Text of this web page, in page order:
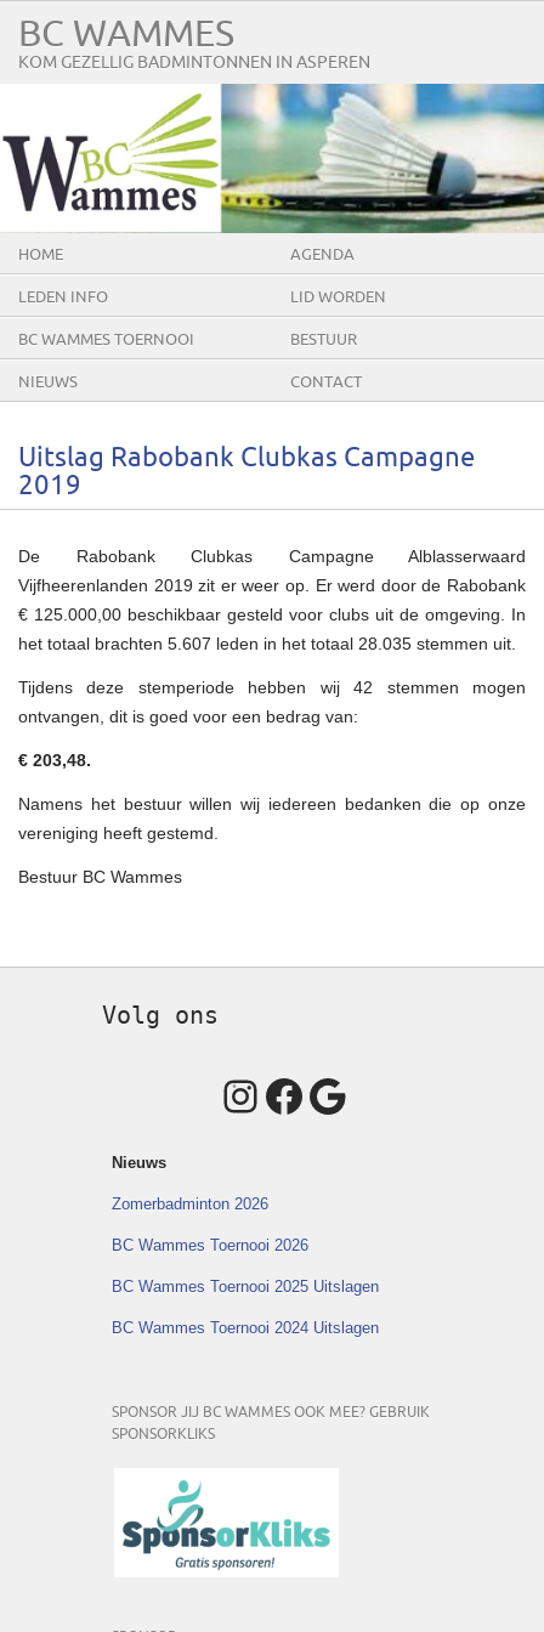
BC WAMMES
KOM GEZELLIG BADMINTONNEN IN ASPEREN
HOME AGENDA
LEDEN INFO LID WORDEN
BC WAMMES TOERNOOI BESTUUR
NIEUWS CONTACT
Uitslag Rabobank Clubkas Campagne
2019
De Rabobank Clubkas Campagne Alblasserwaard
Vijfheerenlanden 2019 zit er weer op. Er werd door de Rabobank
€ 125.000,00 beschikbaar gesteld voor clubs uit de omgeving. In
het totaal brachten 5.607 leden in het totaal 28.035 stemmen uit.
Tijdens deze stemperiode hebben wij 42 stemmen mogen
ontvangen, dit is goed voor een bedrag van:
€ 203,48.
Namens het bestuur willen wij iedereen bedanken die op onze
vereniging heeft gestemd.
Bestuur BC Wammes
Volg ons
Instagram
Facebook
Google
Nieuws
Zomerbadminton 2026
BC Wammes Toernooi 2026
BC Wammes Toernooi 2025 Uitslagen
BC Wammes Toernooi 2024 Uitslagen
SPONSOR JIJ BC WAMMES OOK MEE? GEBRUIK
SPONSORKLIKS